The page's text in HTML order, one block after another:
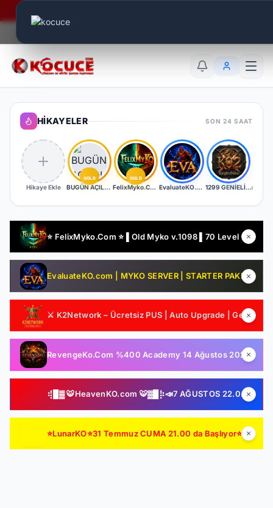
HIKAYELER SON 24 SAAT
Hikaye Ekle
GOLD
BUGÜN AÇILDI | EŞİT PK SERVER | V24XXX | 83/1 LEVEL FULL İTEM | İTEM SATIŞI YOKTUR
GOLD
FelixMyko.Com ▌Old Myko v.1098 ▌70 Level CAP ▌Official : 21 Ağustos Cuma 22:00 ▌Starter Paket Bizden EvaluateKO.com | Myko | 1.000.000 TL Ödül Havuzu | Official : 14 Ağustos 2026 -Cuma 21:00! 1299 GENİELİ SERVER
⭐ FelixMyko.Com ⭐ ▌Old Myko v.1098 ▌70 Level CAP ▌Official : 21 Ağustos Cuma 22:00 ▌Starter Paket Bizden !
EvaluateKO.com | MYKO SERVER | STARTER PAKET HEDİYE | 1.000.000 TL Ödül Havuzu | Official : 14 Ağustos 2026 -Cuma 21:00!
⚔️ K2Network – Ücretsiz PUS | Auto Upgrade | Geliştirilmiş Drop & Kutu Sistemi | Sürekli Güncelleme
RevengeKo.Com %400 Academy 14 Ağustos 2026 | v.2585 Light Farm | 1500 TL Değerinde VIP Paket Hediye | GB Değerli / Item Kolay | LIGHT FARM SERVER
⢾█▓ 🐯HeavenKO.com 🐯▓█⡷📣7 AĞUSTOS 22.00 SAKIN KAÇIRMA!📣▓█⡷⢾█▓💥ÜCRETSİZ GENİE LOOT💥▓█⡷🚀AKADEMİ🚀DX11🚀▓█⡷
⭐LunarKO⭐31 Temmuz CUMA 21.00 da Başlıyor⭐ AÇILIŞA ÖZEL VIP PAKET HEDİYE ⭐GENIE & AutoLoot Ücretsiz⭐EN KALİTELİ HARD FARM SERVER⭐